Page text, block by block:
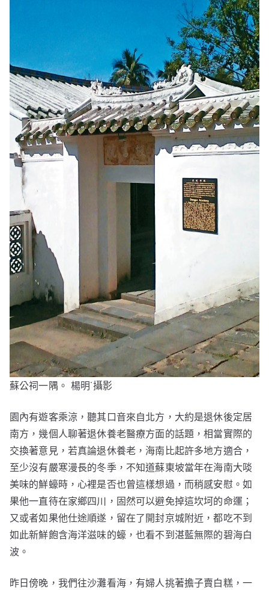
蘇公祠一隅。 楊明˙攝影
園內有遊客乘涼，聽其口音來自北方，大約是退休後定居
南方，幾個人聊著退休養老醫療方面的話題，相當實際的
交換著意見，若真論退休養老，海南比起許多地方適合，
至少沒有嚴寒漫長的冬季，不知道蘇東坡當年在海南大啖
美味的鮮蠔時，心裡是否也曾這樣想過，而稍感安慰。如
果他一直待在家鄉四川，固然可以避免掉這坎坷的命運；
又或者如果他仕途順遂，留在了開封京城附近，都吃不到
如此新鮮飽含海洋滋味的蠔，也看不到湛藍無際的碧海白
波。
昨日傍晚，我們往沙灘看海，有婦人挑著擔子賣白糕，一